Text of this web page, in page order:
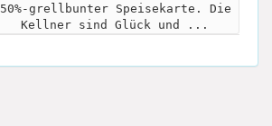
50%-grellbunter Speisekarte. Die
Kellner sind Glück und ...